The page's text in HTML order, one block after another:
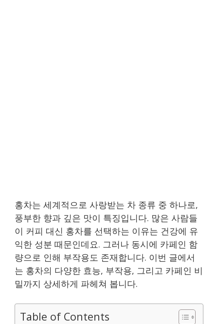
홍차는 세계적으로 사랑받는 차 종류 중 하나로,
풍부한 향과 깊은 맛이 특징입니다. 많은 사람들
이 커피 대신 홍차를 선택하는 이유는 건강에 유
익한 성분 때문인데요. 그러나 동시에 카페인 함
량으로 인해 부작용도 존재합니다. 이번 글에서
는 홍차의 다양한 효능, 부작용, 그리고 카페인 비
밀까지 상세하게 파헤쳐 봅니다.
Table of Contents